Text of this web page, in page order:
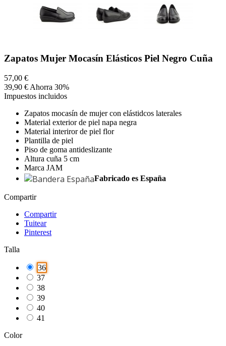
Zapatos Mujer Mocasín Elásticos Piel Negro Cuña
57,00 €
39,90 € Ahorra 30%
Impuestos incluidos
Zapatos mocasín de mujer con elástidcos laterales
Material exterior de piel napa negra
Material interiror de piel flor
Plantilla de piel
Piso de goma antideslizante
Altura cuña 5 cm
Marca JAM
Fabricado es España
Compartir
Compartir
Tuitear
Pinterest
Talla
36
37
38
39
40
41
Color